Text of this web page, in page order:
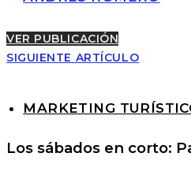
VER PUBLICACIÓN
SIGUIENTE ARTÍCULO
MARKETING
Los sábados en corto: